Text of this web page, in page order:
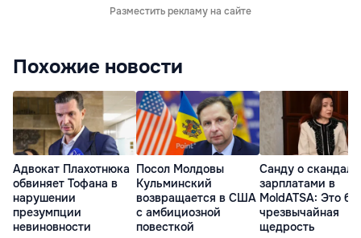
Разместить рекламу на сайте
Похожие новости
Адвокат Плахотнюка
обвиняет Тофана в
нарушении
презумпции
невиновности
Посол Молдовы
Кульминский
возвращается в США
с амбициозной
повесткой
Санду о
зарплатами в
MoldATSA: Это
чрезвычайная
щедрость